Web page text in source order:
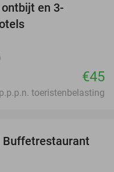
en 3-
€45
toeristenbelasting
33%
Buffetrestaurant